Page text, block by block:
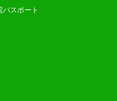
パスポート